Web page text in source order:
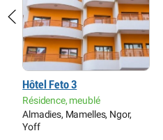
Hôtel Feto 3
Résidence, meublé
Almadies, Mamelles, Ngor,
Yoff